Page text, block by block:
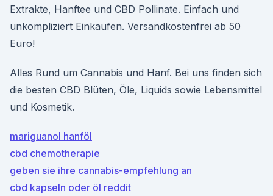
Extrakte, Hanftee und CBD Pollinate. Einfach und
unkompliziert Einkaufen. Versandkostenfrei ab 50
Euro!
Alles Rund um Cannabis und Hanf. Bei uns finden sich
die besten CBD Blüten, Öle, Liquids sowie Lebensmittel
und Kosmetik.
mariguanol hanföl
cbd chemotherapie
geben sie ihre cannabis-empfehlung an
cbd kapseln oder öl reddit